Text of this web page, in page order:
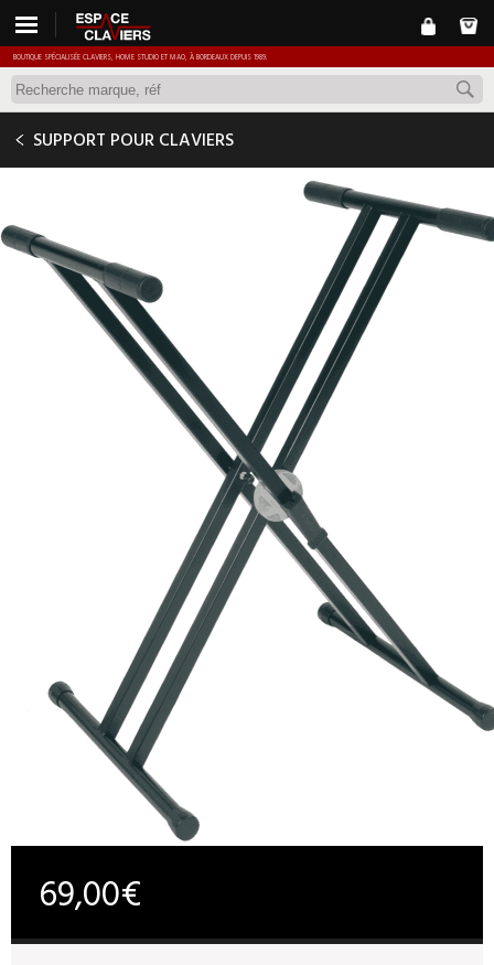
BOUTIQUE SPÉCIALISÉE CLAVIERS, HOME STUDIO ET MAO, À BORDEAUX DEPUIS 1989.
SUPPORT POUR CLAVIERS
RTX RX40-B
69,00€